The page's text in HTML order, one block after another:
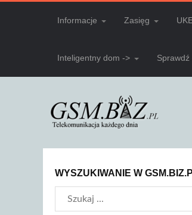
Informacje Zasięg
Inteligentny dom ->
WYSZUKIWANIE W